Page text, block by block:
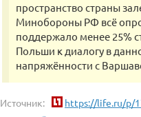
пространство страны
Минобороны РФ всё
поддержало менее 25%
Польши к диалогу в
напряжённости с
Источник: https://life.ru/p/